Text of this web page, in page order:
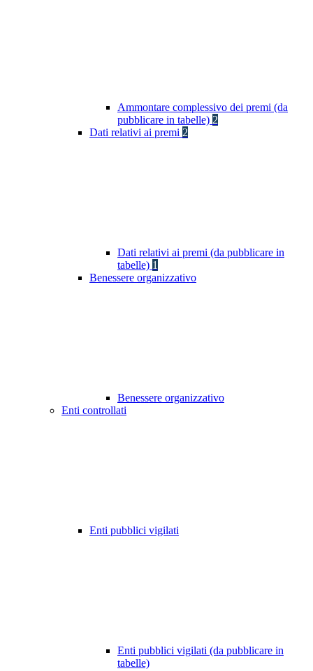
Ammontare complessivo dei premi (da
pubblicare in tabelle) 2
Dati relativi ai premi 2
Dati relativi ai premi (da pubblicare in
tabelle) 1
Benessere organizzativo
Benessere organizzativo
Enti controllati
Enti pubblici vigilati
Enti pubblici vigilati (da pubblicare in
tabelle)